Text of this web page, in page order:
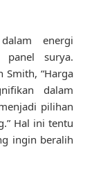
energi
panel surya.
Smith, “Harga
dalam
pilihan
Hal ini tentu
ingin beralih